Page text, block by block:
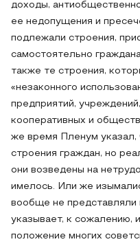
доходы,
ее недопущения и
подлежали строения,
самостоятельно
также те строения,
«незаконного
предприятий,
кооперативных и
же время Пленум указал,
строения граждан, но
они возведены на
имелось. Или же
вообще не представляли
указывает, к сожалению,
положение многих